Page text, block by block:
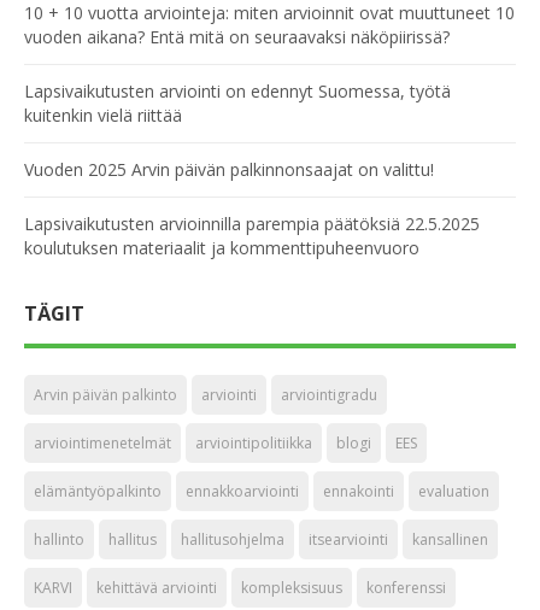
10 + 10 vuotta arviointeja: miten arvioinnit ovat muuttuneet 10
vuoden aikana? Entä mitä on seuraavaksi näköpiirissä?
Lapsivaikutusten arviointi on edennyt Suomessa, työtä
kuitenkin vielä riittää
Vuoden 2025 Arvin päivän palkinnonsaajat on valittu!
Lapsivaikutusten arvioinnilla parempia päätöksiä 22.5.2025
koulutuksen materiaalit ja kommenttipuheenvuoro
TÄGIT
Arvin päivän palkinto arviointi arviointigradu
arviointimenetelmät arviointipolitiikka blogi EES
elämäntyöpalkinto ennakkoarviointi ennakointi evaluation
hallinto hallitus hallitusohjelma itsearviointi kansallinen
KARVI kehittävä arviointi kompleksisuus konferenssi